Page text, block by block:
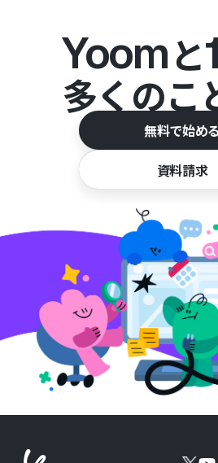
Yoomと
多くのこ
無料で始める
資料請求